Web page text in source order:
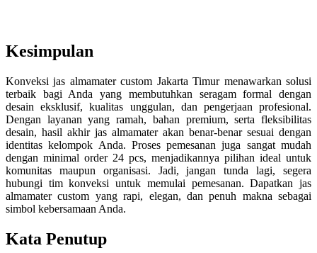
Kesimpulan
Konveksi jas almamater custom Jakarta Timur menawarkan solusi
terbaik bagi Anda yang membutuhkan seragam formal dengan
desain eksklusif, kualitas unggulan, dan pengerjaan profesional.
Dengan layanan yang ramah, bahan premium, serta fleksibilitas
desain, hasil akhir jas almamater akan benar-benar sesuai dengan
identitas kelompok Anda. Proses pemesanan juga sangat mudah
dengan minimal order 24 pcs, menjadikannya pilihan ideal untuk
komunitas maupun organisasi. Jadi, jangan tunda lagi, segera
hubungi tim konveksi untuk memulai pemesanan. Dapatkan jas
almamater custom yang rapi, elegan, dan penuh makna sebagai
simbol kebersamaan Anda.
Kata Penutup